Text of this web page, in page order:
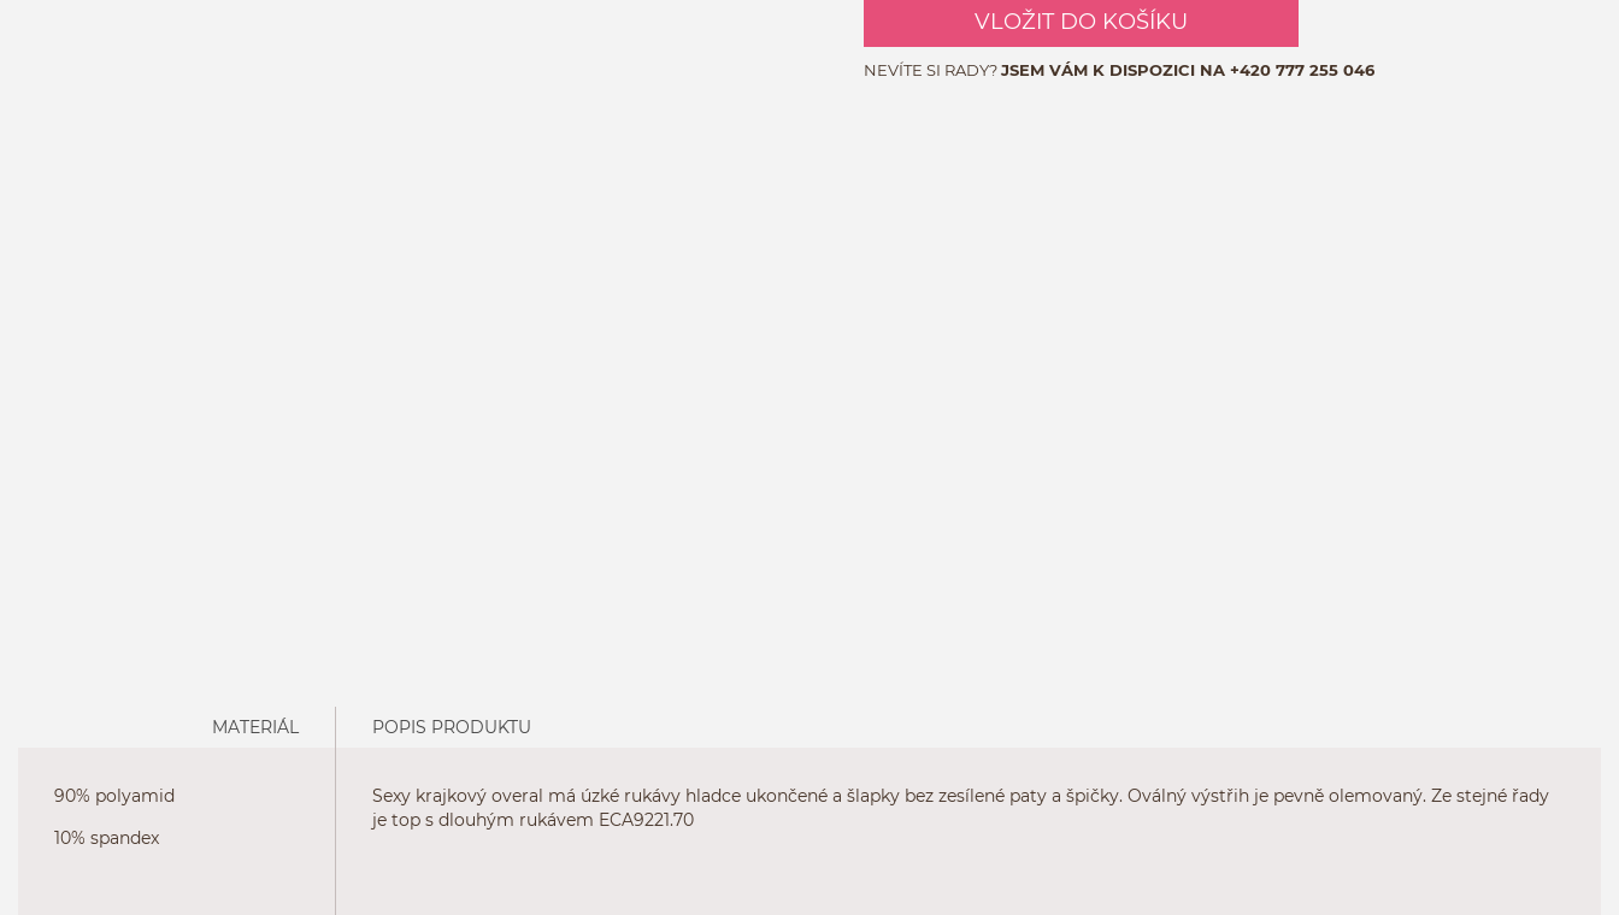
VLOŽIT DO KOŠÍKU
NEVÍTE SI RADY?JSEM VÁM K DISPOZICI NA +420 777 255 046
MATERIÁL
90% polyamid
10% spandex
POPIS PRODUKTU
Sexy krajkový overal má úzké rukávy hladce ukončené a šlapky bez zesílené paty a špičky. Oválný výstřih je pevně olemovaný. Ze stejné řady
je top s dlouhým rukávem ECA9221.70